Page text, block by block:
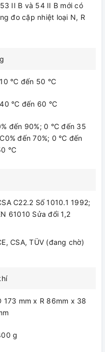
II B và 54 II B mới có
đo cặp nhiệt loại N, R
°C đến 50 °C
°C đến 60 °C
đến 90%; 0 °C đến 35
đến 70%; 0 °C đến
°C
C22.2 Số 1010.1 1992;
61010 Sửa đổi 1,2
CSA, TÜV (đang chờ)
173 mm x R 86mm x 38
g